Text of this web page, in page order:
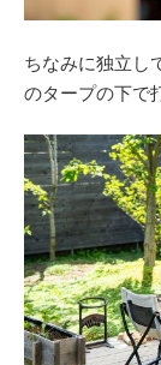
ちなみに独立し
のタープの下で